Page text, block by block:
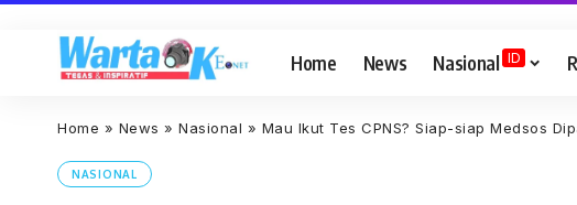
Home News Nasional ID
Home » News » Nasional » Mau Ikut Tes CPNS? Siap-siap Medsos
NASIONAL